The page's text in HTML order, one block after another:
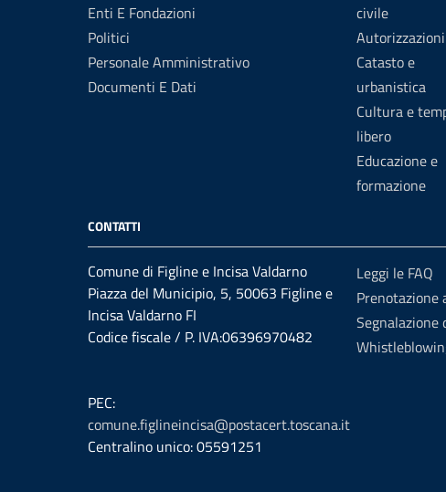
Enti E Fondazioni
Politici
Personale Amministrativo
Documenti E Dati
civile
Autorizzazioni
Catasto e
urbanistica
Cultura e
libero
Educazione e
formazione
CONTATTI
Comune di Figline e Incisa Valdarno
Piazza del Municipio, 5, 50063 Figline e
Incisa Valdarno FI
Codice fiscale / P. IVA:06396970482
PEC:
comune.figlineincisa@postacert.toscana.it
Centralino unico: 05591251
Leggi le FAQ
Prenotazione
Segnalazione